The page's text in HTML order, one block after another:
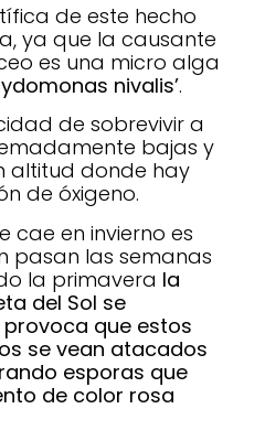
de este hecho
ya que la causante
es una micro alga
nivalis’.
de sobrevivir a
bajas y
altitud donde hay
de óxigeno.
cae en invierno es
pasan las semanas
la primavera la
del Sol se
que estos
se vean atacados
esporas que
de color rosa